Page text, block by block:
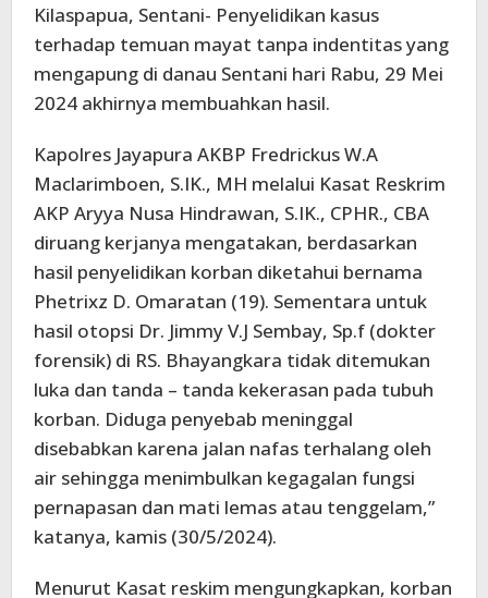
Kilaspapua, Sentani- Penyelidikan kasus
terhadap temuan mayat tanpa indentitas yang
mengapung di danau Sentani hari Rabu, 29 Mei
2024 akhirnya membuahkan hasil.
Kapolres Jayapura AKBP Fredrickus W.A
Maclarimboen, S.IK., MH melalui Kasat Reskrim
AKP Aryya Nusa Hindrawan, S.IK., CPHR., CBA
diruang kerjanya mengatakan, berdasarkan
hasil penyelidikan korban diketahui bernama
Phetrixz D. Omaratan (19). Sementara untuk
hasil otopsi Dr. Jimmy V.J Sembay, Sp.f (dokter
forensik) di RS. Bhayangkara tidak ditemukan
luka dan tanda – tanda kekerasan pada tubuh
korban. Diduga penyebab meninggal
disebabkan karena jalan nafas terhalang oleh
air sehingga menimbulkan kegagalan fungsi
pernapasan dan mati lemas atau tenggelam,”
katanya, kamis (30/5/2024).
Menurut Kasat reskim mengungkapkan, korban